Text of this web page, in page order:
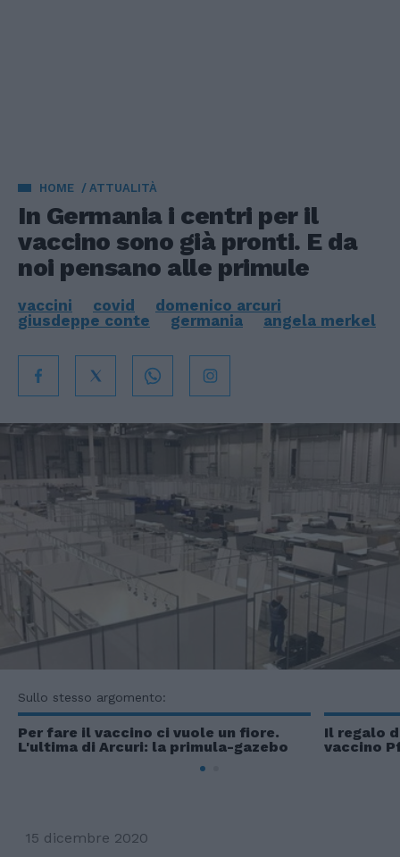
HOME ATTUALITÀ
In Germania i centri per il
vaccino sono già pronti. E da
noi pensano alle primule
vaccini covid
domenico arcuri
giusdeppe conte
germania angela merkel
Sullo stesso argomento:
Per fare il vaccino ci vuole un fiore.
L'ultima di Arcuri: la primula-gazebo
Il regalo
vaccino
15 dicembre 2020